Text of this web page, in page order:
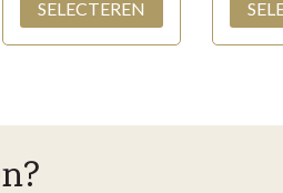
SELECTEREN
gekozen